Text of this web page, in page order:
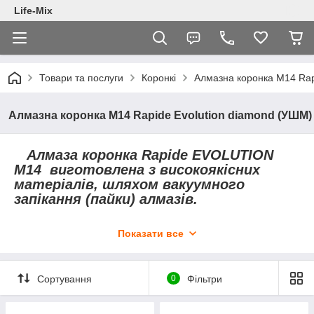
Life-Mix
Товари та послуги Коронкі Алмазна коронка М14
Алмазна коронка М14 Rapide Evolution diamond (УШМ)
Алмаза коронка Rapide EVOLUTION
M14 виготовлена з високоякісних
матеріалів, шляхом вакуумного
запікання (пайки) алмазів.
тільки для свердління за допомогою
Переваги:
Висока швидкість свердління
Показати все
Сортування 0 Фільтри